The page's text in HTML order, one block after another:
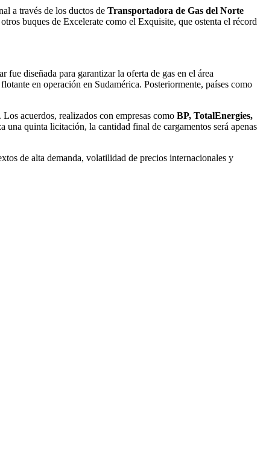
a través de los ductos de Transportadora de Gas del Norte
buques de Excelerate como el Exquisite, que ostenta el récord
diseñada para garantizar la oferta de gas en el área
en operación en Sudamérica. Posteriormente, países como
acuerdos, realizados con empresas como BP, TotalEnergies,
una quinta licitación, la cantidad final de cargamentos será apenas
de alta demanda, volatilidad de precios internacionales y